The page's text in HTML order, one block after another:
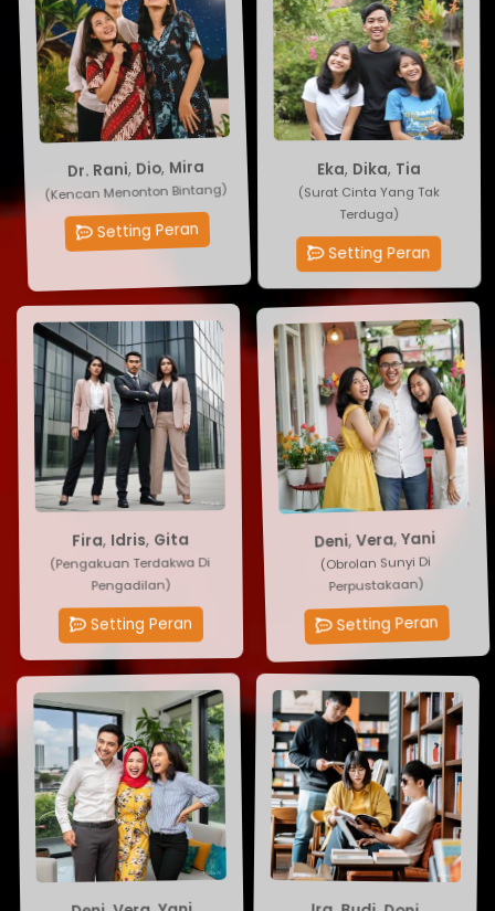
Dr. Rani,Dio,Mira
(Kencan Menonton Bintang)
Setting Peran
Eka ,Dika ,Tia
(Surat Cinta Yang Tak
Terduga)
Setting Peran
Fira ,Idris ,Gita
(Pengakuan Terdakwa Di
Pengadilan)
Setting Peran
Deni,Vera,Yani
(Obrolan Sunyi Di
Perpustakaan)
Setting Peran